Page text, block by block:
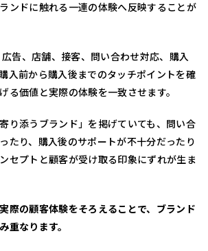
ンドに触れる一連の体験へ反映することが
告、店舗、接客、問い合わせ対応、購入
入前から購入後までのタッチポイントを確
る価値と実際の体験を一致させます。
り添うブランド」を掲げていても、問い合
たり、購入後のサポートが不十分だったり
セプトと顧客が受け取る印象にずれが生ま
際の顧客体験をそろえることで、ブランド
重なります。